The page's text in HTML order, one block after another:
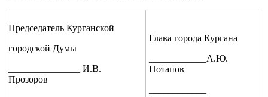
Председатель Курганской
городской Думы
_______________ И.В.
Прозоров
Глава города Кургана
____________А.Ю.
Потапов